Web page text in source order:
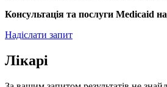
Консультація та послуги Medicaid
Надіслати запит
Лікарі